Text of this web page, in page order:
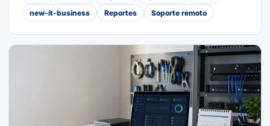
new-it-business
Reportes Soporte remoto